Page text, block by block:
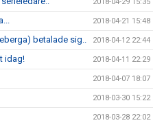
2018-04-21 15:48
betalade sig.. 2018-04-12 22:44
idag! 2018-04-11 22:29
2018-04-07 18:07
2018-03-30 15:22
2018-03-28 22:02